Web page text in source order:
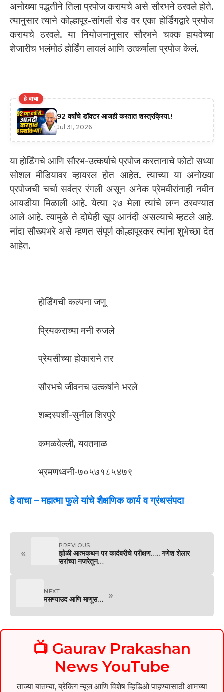
अनोख्या पद्धतीने तिला प्रपोज करायचे असे सौरभने ठरवले होते.
त्यानुसार त्याने कोल्हापूर-सांगली रोड वर एका होर्डिंगद्वारे प्रपोज
करायचे ठरवले. या नियोजनानुसार सौरभने चक्क हायवेच्या
शेजारीच भलंमोठं होर्डिंग लावलं आणि उत्कर्षाला प्रपोज केलं.
हे वाचा
92 वर्षांचे डॉक्टर आजही करतात शस्त्रक्रिया.!
Jul 31, 2026
या होर्डिंगचे आणि सौरभ-उत्कर्षाचे प्रपोज करतानाचे फोटो सध्या
सोशल मीडियावर व्हायरल होत आहेत. त्याच्या या अनोख्या
प्रपोजची चर्चा सर्वत्र रंगली असून अनेक प्रेमवीरांनाही नवीन
आयडीया मिळाली आहे. येत्या २७ मेला त्यांचे लग्न ठरवण्यात
आले आहे. त्यामुळे ते दोघेही खूप आनंदी असल्याचे म्हटले आहे.
नांदा सौख्यभरे असे म्हणत संपूर्ण कोल्हापूरकर त्यांना शुभेच्छा देत
आहेत.
होर्डिंगची कल्पना जणू
प्रियकराच्या मनी रुजले
प्रेयसीच्या होकाराने तर
सौरभचे जीवनच उत्कर्षाने भरले
शब्दस्पर्शी-सुनील शिरपुरे
कमळवेल्ली, यवतमाळ
भ्रमणध्वनी-७०५७१८५४७९
हे वाचा – महात्मा फुले यांचे शैक्षणिक कार्य व ग्रंथसंपदा
«
PREVIOUS
झोळी आत्मकथन पर कादंबरीचे परीक्षण….. गणेश शेलार
सरांच्या नजरेतून…
NEXT
मसण्याउद आणि माणूस… »
📺 Gaurav Prakashan
News YouTube
ताज्या बातम्या, ब्रेकिंग न्यूज आणि विशेष व्हिडिओ पाहण्यासाठी आमच्या